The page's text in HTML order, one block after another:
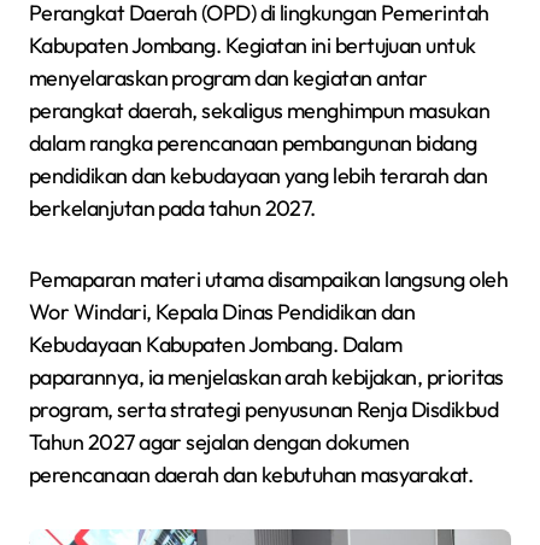
Perangkat Daerah (OPD) di lingkungan Pemerintah
Kabupaten Jombang. Kegiatan ini bertujuan untuk
menyelaraskan program dan kegiatan antar
perangkat daerah, sekaligus menghimpun masukan
dalam rangka perencanaan pembangunan bidang
pendidikan dan kebudayaan yang lebih terarah dan
berkelanjutan pada tahun 2027.
Pemaparan materi utama disampaikan langsung oleh
Wor Windari, Kepala Dinas Pendidikan dan
Kebudayaan Kabupaten Jombang. Dalam
paparannya, ia menjelaskan arah kebijakan, prioritas
program, serta strategi penyusunan Renja Disdikbud
Tahun 2027 agar sejalan dengan dokumen
perencanaan daerah dan kebutuhan masyarakat.